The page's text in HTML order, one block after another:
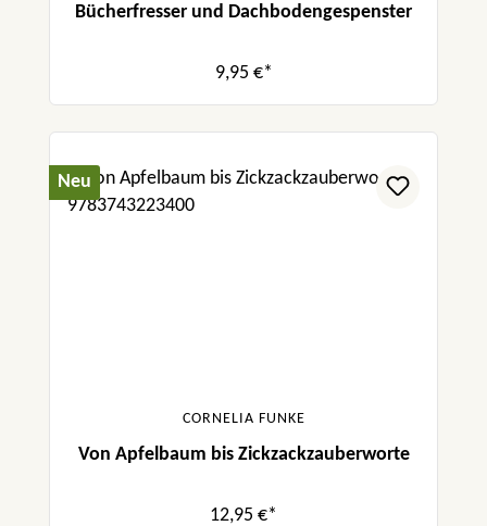
Bücherfresser und Dachbodengespenster
9,95 €*
Neu
CORNELIA FUNKE
Von Apfelbaum bis Zickzackzauberworte
12,95 €*